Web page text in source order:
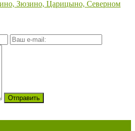
Зюзино, Царицыно, Северном